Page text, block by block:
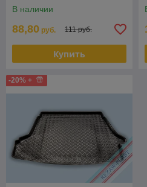
В наличии
88,80 руб. 111 руб.
Купить
-20% +